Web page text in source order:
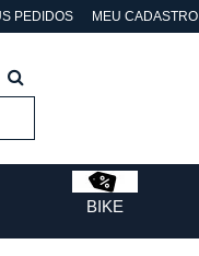
PEDIDOS MEU CADASTRO
BIKE